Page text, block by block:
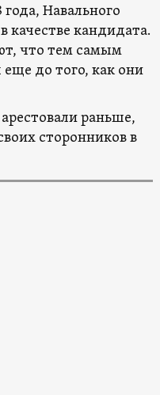
Навального
качестве кандидата.
что тем самым
до того, как они
раньше,
сторонников в